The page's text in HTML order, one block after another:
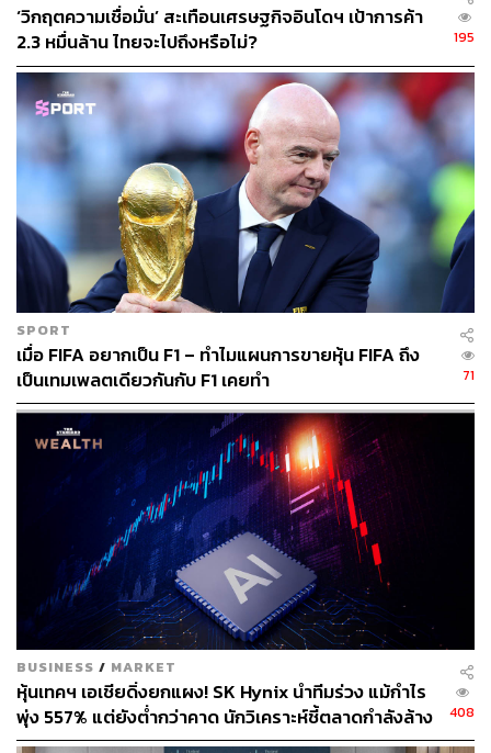
อย่างไรก็ตาม บริษัทด้านสุราอย่าง Diageo และ Pernod
Ricard อาจเป็นผู้รับผลประโยชน์ที่ใหญ่ที่สุดของ Lipstick
Effect ท้ายที่สุดผู้คนส่วนใหญ่หันมาดื่มเครื่องดื่มแอลกอฮอล์
มากขึ้น เพราะเชื่อว่าเป็นแหล่งของกำลังใจและความมั่นใจ
เมื่อถึงเวลาที่ยากลำบาก โดยเฉพาะในอเมริกา ผู้บริโภคส่วน
ใหญ่ดื่มสุราในโอกาสพิเศษต่างๆ และมีการใช้จ่ายโดยเฉลี่ย
เพียง 4 ดอลลาร์สหรัฐต่อสัปดาห์
Alicia Forry นักวิเคราะห์จาก Investec กล่าวเสริมว่า ยอด
ขายของหลายๆ บริษัทจะชะลอตัวลงเล็กน้อย เนื่องจากต้นทุน
ด้านพลังงานเริ่มกระทบรายได้อย่างมีนัยสำคัญมากขึ้น
อ้างอิง:
https://www.bloomberg.com/news/articles/2022-10-2
9/-lipstick-effect-starts-fading-for-consumer-beauty-gr
oups?sref=CVqPBMVg
สามารถติดตาม THE STANDARD WEALTH
ผ่านแอปพลิเคชันต่างๆ ที่คุณสะดวกหรือใช้งานอยู่แล้วได้เลย
TAGS: คลินิก เศรษฐกิจถดถอย
เงินเฟ้อ
โบท็อกซ์ Lipstick Effect
‘วิกฤตความเชื่อมั่น’ สะเทือนเศรษฐกิจอินโดฯ เป้าการค้า
2.3 หมื่นล้าน ไทยจะไปถึงหรือไม่?
195
SPORT
เมื่อ FIFA อยากเป็น F1 – ทำไมแผนการขายหุ้น FIFA ถึง
เป็นเทมเพลตเดียวกันกับ F1 เคยทำ
71
BUSINESS / MARKET
หุ้นเทคฯ เอเชียดิ่งยกแผง! SK Hynix นำทีมร่วง แม้กำไร
พุ่ง 557% แต่ยังต่ำกว่าคาด นักวิเคราะห์ชี้ตลาดกำลังล้าง
‘ฟองสบู่’ AI
408